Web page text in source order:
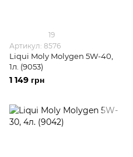
19
Артикул: 8576
Liqui Moly Molygen 5W-40,
1л. (9053)
1 149 грн